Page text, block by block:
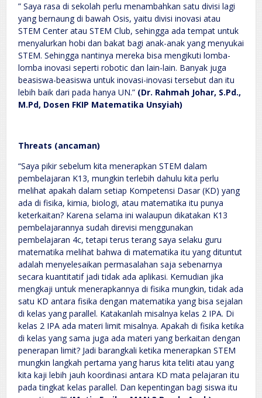
” Saya rasa di sekolah perlu menambahkan satu divisi lagi
yang bernaung di bawah Osis, yaitu divisi inovasi atau
STEM Center atau STEM Club, sehingga ada tempat untuk
menyalurkan hobi dan bakat bagi anak-anak yang menyukai
STEM. Sehingga nantinya mereka bisa mengikuti lomba-
lomba inovasi seperti robotic dan lain-lain. Banyak juga
beasiswa-beasiswa untuk inovasi-inovasi tersebut dan itu
lebih baik dari pada hanya UN.” (Dr. Rahmah Johar, S.Pd.,
M.Pd, Dosen FKIP Matematika Unsyiah)
Threats (ancaman)
“Saya pikir sebelum kita menerapkan STEM dalam
pembelajaran K13, mungkin terlebih dahulu kita perlu
melihat apakah dalam setiap Kompetensi Dasar (KD) yang
ada di fisika, kimia, biologi, atau matematika itu punya
keterkaitan? Karena selama ini walaupun dikatakan K13
pembelajarannya sudah direvisi menggunakan
pembelajaran 4c, tetapi terus terang saya selaku guru
matematika melihat bahwa di matematika itu yang dituntut
adalah menyelesaikan permasalahan saja sebenarnya
secara kuantitatif jadi tidak ada aplikasi. Kemudian jika
mengkaji untuk menerapkannya di fisika mungkin, tidak ada
satu KD antara fisika dengan matematika yang bisa sejalan
di kelas yang parallel. Katakanlah misalnya kelas 2 IPA. Di
kelas 2 IPA ada materi limit misalnya. Apakah di fisika ketika
di kelas yang sama juga ada materi yang berkaitan dengan
penerapan limit? Jadi barangkali ketika menerapkan STEM
mungkin langkah pertama yang harus kita teliti atau yang
kita kaji lebih jauh koordinasi antara KD mata pelajaran itu
pada tingkat kelas parallel. Dan kepentingan bagi siswa itu